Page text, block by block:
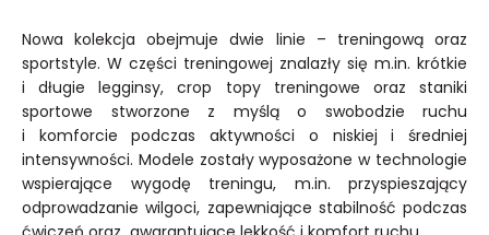
Nowa kolekcja obejmuje dwie linie – treningową oraz
sportstyle. W części treningowej znalazły się m.in. krótkie
i długie legginsy, crop topy treningowe oraz staniki
sportowe stworzone z myślą o swobodzie ruchu
i komforcie podczas aktywności o niskiej i średniej
intensywności. Modele zostały wyposażone w technologie
wspierające wygodę treningu, m.in. przyspieszający
odprowadzanie wilgoci, zapewniające stabilność podczas